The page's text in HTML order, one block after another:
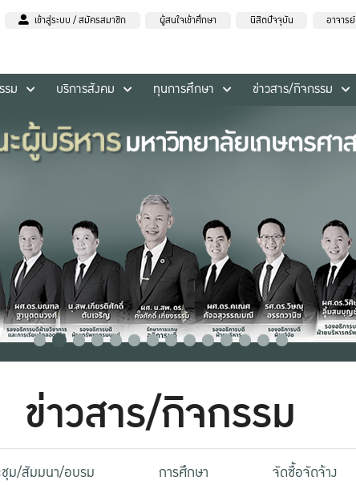
เข้าสู่ระบบ / สมัครสมาชิก ผู้สนใจเข้าศึกษา นิสิตปัจจุบัน อาจารย์
รม บริการสังคม ทุนการศึกษา ข่าวสาร/กิจกรรม
ข่าวสาร/กิจกรรม
ชุม/สัมมนา/อบรม การศึกษา จัดซื้อจัดจ้าง